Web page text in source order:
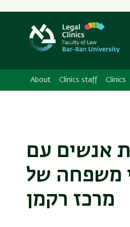
About Clinics staff Clinics
אנשים עם
משפחה של
מרכז רקמן